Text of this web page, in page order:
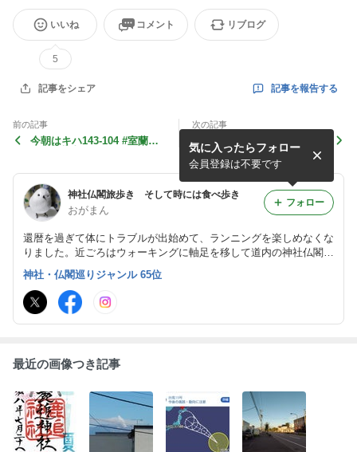
いいね
5
コメント リブログ
記事をシェア 記事を報告する
前の記事
今朝はキハ143-104 #室蘭本
次の記事
今年の当選 NO.40
神社仏閣旅歩き そして時には食べ歩き
おがまん
還暦を過ぎて体にトラブルが出始めて、ランニングを楽しめなくな
りました。近ごろはウォーキングに軸足を移して道内の神社仏閣を
巡り、御朱印を拝受したり霊場巡礼を楽しんでいます。いつかは四
国八十八ヶ所巡礼や熊野詣をすることが夢です。by おがまん＠小
笠原章仁
気に入ったらフォロー
会員登録は不要です
フォロー
神社・仏閣巡りジャンル 65位
最近の画像つき記事